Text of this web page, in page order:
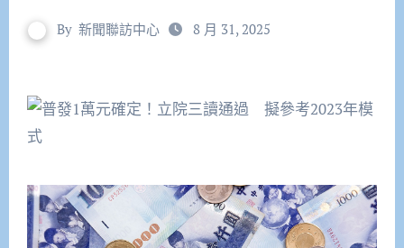
By 新聞聯訪中心 8 月 31, 2025